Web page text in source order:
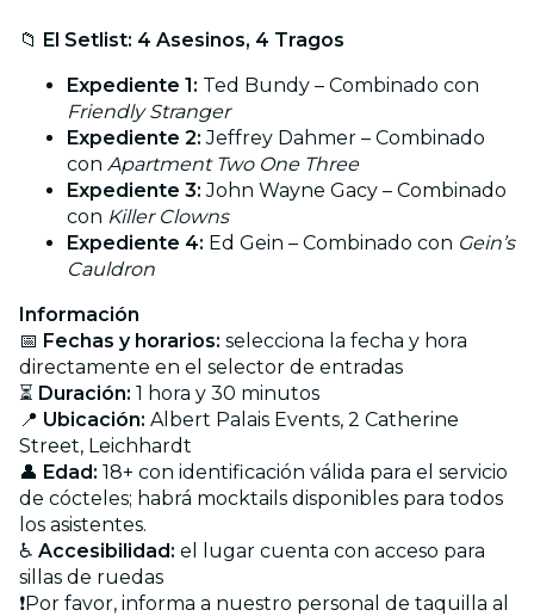
📁 El Setlist: 4 Asesinos, 4 Tragos
Expediente 1: Ted Bundy – Combinado con
Friendly Stranger
Expediente 2: Jeffrey Dahmer – Combinado
con Apartment Two One Three
Expediente 3: John Wayne Gacy – Combinado
con Killer Clowns
Expediente 4: Ed Gein – Combinado con Gein’s
Cauldron
Información
📅 Fechas y horarios: selecciona la fecha y hora
directamente en el selector de entradas
⏳ Duración: 1 hora y 30 minutos
📍 Ubicación: Albert Palais Events, 2 Catherine
Street, Leichhardt
👤 Edad: 18+ con identificación válida para el servicio
de cócteles; habrá mocktails disponibles para todos
los asistentes.
♿ Accesibilidad: el lugar cuenta con acceso para
sillas de ruedas
❗Por favor, informa a nuestro personal de taquilla al